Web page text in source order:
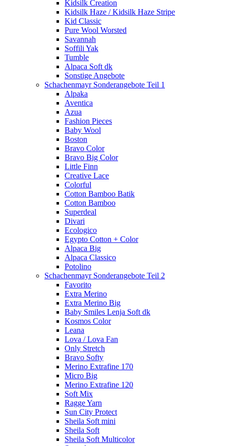
Kidsilk Creation
Kidsilk Haze / Kidsilk Haze Stripe
Kid Classic
Pure Wool Worsted
Savannah
Soffili Yak
Tumble
Alpaca Soft dk
Sonstige Angebote
Schachenmayr Sonderangebote Teil 1
Alpaka
Aventica
Azua
Fashion Pieces
Baby Wool
Boston
Bravo Color
Bravo Big Color
Little Finn
Creative Lace
Colorful
Cotton Bamboo Batik
Cotton Bamboo
Superdeal
Divari
Ecologico
Egypto Cotton + Color
Alpaca Big
Alpaca Classico
Potolino
Schachenmayr Sonderangebote Teil 2
Favorito
Extra Merino
Extra Merino Big
Baby Smiles Lenja Soft dk
Kosmos Color
Leana
Lova / Lova Fan
Only Stretch
Bravo Softy
Merino Extrafine 170
Micro Big
Merino Extrafine 120
Soft Mix
Ragge Yarn
Sun City Protect
Sheila Soft mini
Sheila Soft
Sheila Soft Multicolor